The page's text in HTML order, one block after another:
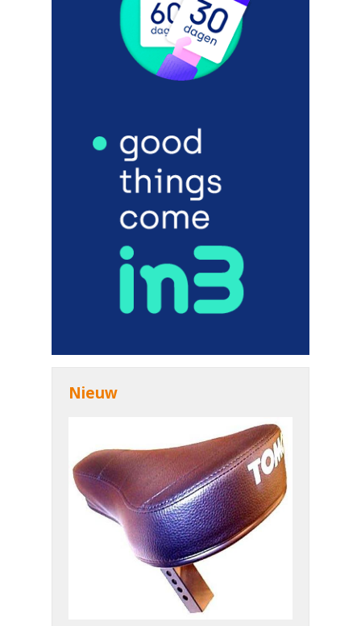
Nieuw